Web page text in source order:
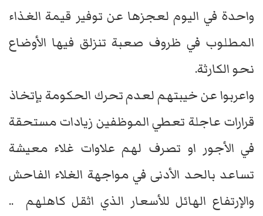
واحدة في اليوم لعجزها عن توفير قيمة الغذاء
المطلوب في ظروف صعبة تنزلق فيها الأوضاع
نحو الكارثة.
واعربوا عن خيبتهم لعدم تحرك الحكومة بإتخاذ
قرارات عاجلة تعطي الموظفين زيادات مستحقة
في الأجور او تصرف لهم علاوات غلاء معيشة
تساعد بالحد الأدنى في مواجهة الغلاء الفاحش
والإرتفاع الهائل للأسعار الذي اثقل كاهلهم ..